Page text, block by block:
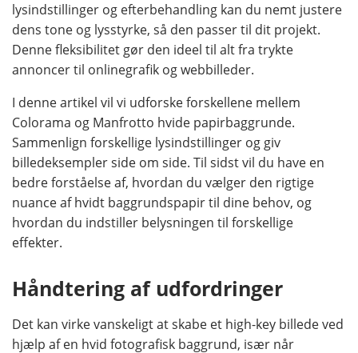
lysindstillinger og efterbehandling kan du nemt justere
dens tone og lysstyrke, så den passer til dit projekt.
Denne fleksibilitet gør den ideel til alt fra trykte
annoncer til onlinegrafik og webbilleder.
I denne artikel vil vi udforske forskellene mellem
Colorama og Manfrotto hvide papirbaggrunde.
Sammenlign forskellige lysindstillinger og giv
billedeksempler side om side. Til sidst vil du have en
bedre forståelse af, hvordan du vælger den rigtige
nuance af hvidt baggrundspapir til dine behov, og
hvordan du indstiller belysningen til forskellige
effekter.
Håndtering af udfordringer
Det kan virke vanskeligt at skabe et high-key billede ved
hjælp af en hvid fotografisk baggrund, især når